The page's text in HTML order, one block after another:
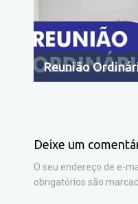
Reunião
Deixe um
O seu endereço de e-
obrigatórios são